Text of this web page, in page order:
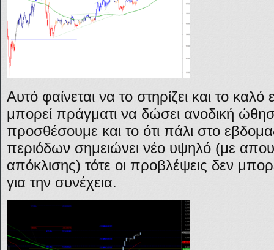
Αυτό φαίνεται να το στηρίζει και το
μπορεί πράγματι να δώσει ανοδική
προσθέσουμε και το ότι πάλι στο
περιόδων σημειώνει νέο υψηλό (με
απόκλισης) τότε οι προβλέψεις δεν
για την συνέχεια.